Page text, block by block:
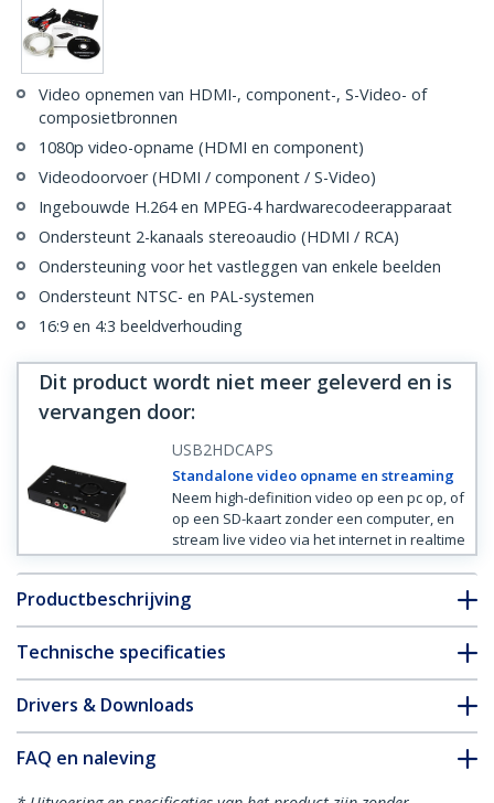
Video opnemen van HDMI-, component-, S-Video- of
composietbronnen
1080p video-opname (HDMI en component)
Videodoorvoer (HDMI / component / S-Video)
Ingebouwde H.264 en MPEG-4 hardwarecodeerapparaat
Ondersteunt 2-kanaals stereoaudio (HDMI / RCA)
Ondersteuning voor het vastleggen van enkele beelden
Ondersteunt NTSC- en PAL-systemen
16:9 en 4:3 beeldverhouding
Dit product wordt niet meer geleverd en is
vervangen door:
USB2HDCAPS
Standalone video opname en streaming
Neem high-definition video op een pc op, of
op een SD-kaart zonder een computer, en
stream live video via het internet in realtime
Productbeschrijving
Technische specificaties
Drivers & Downloads
FAQ en naleving